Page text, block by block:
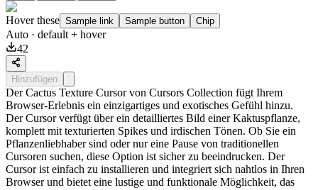
Hover these Sample link Sample button Chip
Auto · default + hover
42
Hinzufügen
Der Cactus Texture Cursor von Cursors Collection fügt Ihrem
Browser-Erlebnis ein einzigartiges und exotisches Gefühl hinzu.
Der Cursor verfügt über ein detailliertes Bild einer Kaktuspflanze,
komplett mit texturierten Spikes und irdischen Tönen. Ob Sie ein
Pflanzenliebhaber sind oder nur eine Pause von traditionellen
Cursoren suchen, diese Option ist sicher zu beeindrucken. Der
Cursor ist einfach zu installieren und integriert sich nahtlos in Ihren
Browser und bietet eine lustige und funktionale Möglichkeit, das